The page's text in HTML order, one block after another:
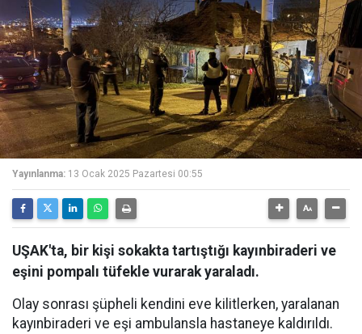
Yayınlanma: 13 Ocak 2025 Pazartesi 00:55
UŞAK'ta, bir kişi sokakta tartıştığı kayınbiraderi ve
eşini pompalı tüfekle vurarak yaraladı.
Olay sonrası şüpheli kendini eve kilitlerken, yaralanan
kayınbiraderi ve eşi ambulansla hastaneye kaldırıldı.